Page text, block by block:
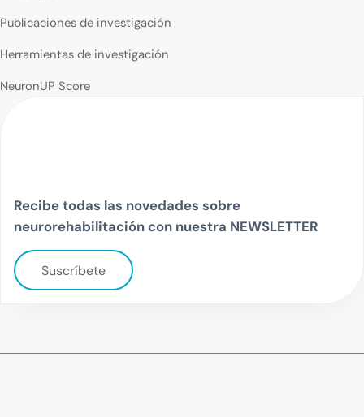
Publicaciones de investigación
Herramientas de investigación
NeuronUP Score
Recibe todas las novedades sobre
neurorehabilitación con nuestra NEWSLETTER
Suscríbete